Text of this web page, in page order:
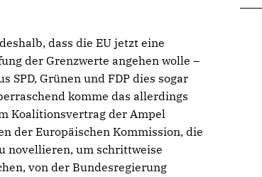
dass die EU jetzt eine
der Grenzwerte angehen wolle –
SPD, Grünen und FDP dies sogar
komme das allerdings
Koalitionsvertrag der Ampel
der Europäischen Kommission, die
novellieren, um schrittweise
von der Bundesregierung